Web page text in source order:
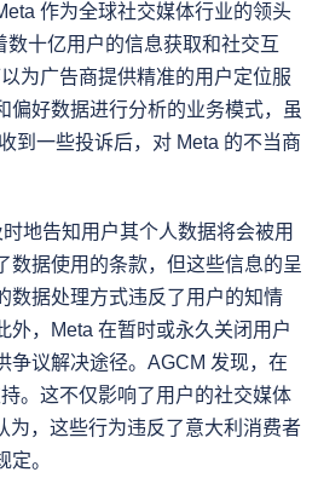
作为全球社交媒体行业的领头
十亿用户的信息获取和社交互
为广告商提供精准的用户定位服
偏好数据进行分析的业务模式，虽
到一些投诉后，对 Meta 的不当商
地告知用户其个人数据将会被用
数据使用的条款，但这些信息的呈
数据处理方式违反了用户的知情
，Meta 在暂时或永久关闭用户
争议解决途径。AGCM 发现，在
。这不仅影响了用户的社交媒体
为，这些行为违反了意大利消费者
。